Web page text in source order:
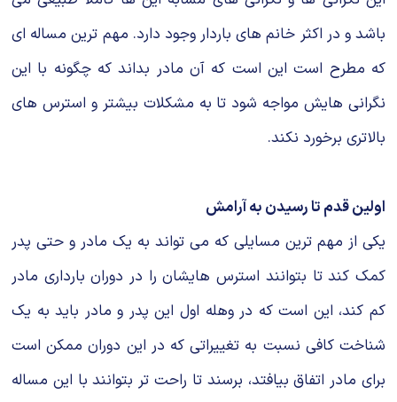
باشد و در اکثر خانم های باردار وجود دارد. مهم ترین مساله ای
که مطرح است این است که آن مادر بداند که چگونه با این
نگرانی هایش مواجه شود تا به مشکلات بیشتر و استرس های
بالاتری برخورد نکند.
اولین قدم تا رسیدن به آرامش
یکی از مهم ترین مسایلی که می تواند به یک مادر و حتی پدر
کمک کند تا بتوانند استرس هایشان را در دوران بارداری مادر
کم کند، این است که در وهله اول این پدر و مادر باید به یک
شناخت کافی نسبت به تغییراتی که در این دوران ممکن است
برای مادر اتفاق بیافتد، برسند تا راحت تر بتوانند با این مساله